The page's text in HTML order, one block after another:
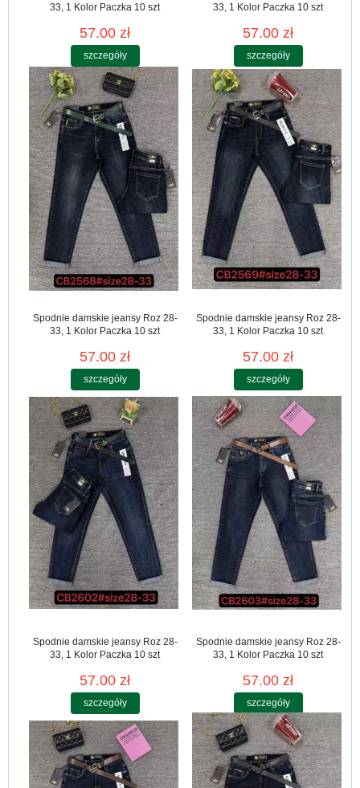
33, 1 Kolor Paczka 10 szt
57.00 zł
szczegóły
33, 1 Kolor Paczka 10 szt
57.00 zł
szczegóły
Spodnie damskie jeansy Roz 28-
33, 1 Kolor Paczka 10 szt
57.00 zł
szczegóły
Spodnie damskie jeansy Roz 28-
33, 1 Kolor Paczka 10 szt
57.00 zł
szczegóły
Spodnie damskie jeansy Roz 28-
33, 1 Kolor Paczka 10 szt
57.00 zł
szczegóły
Spodnie damskie jeansy Roz 28-
33, 1 Kolor Paczka 10 szt
57.00 zł
szczegóły